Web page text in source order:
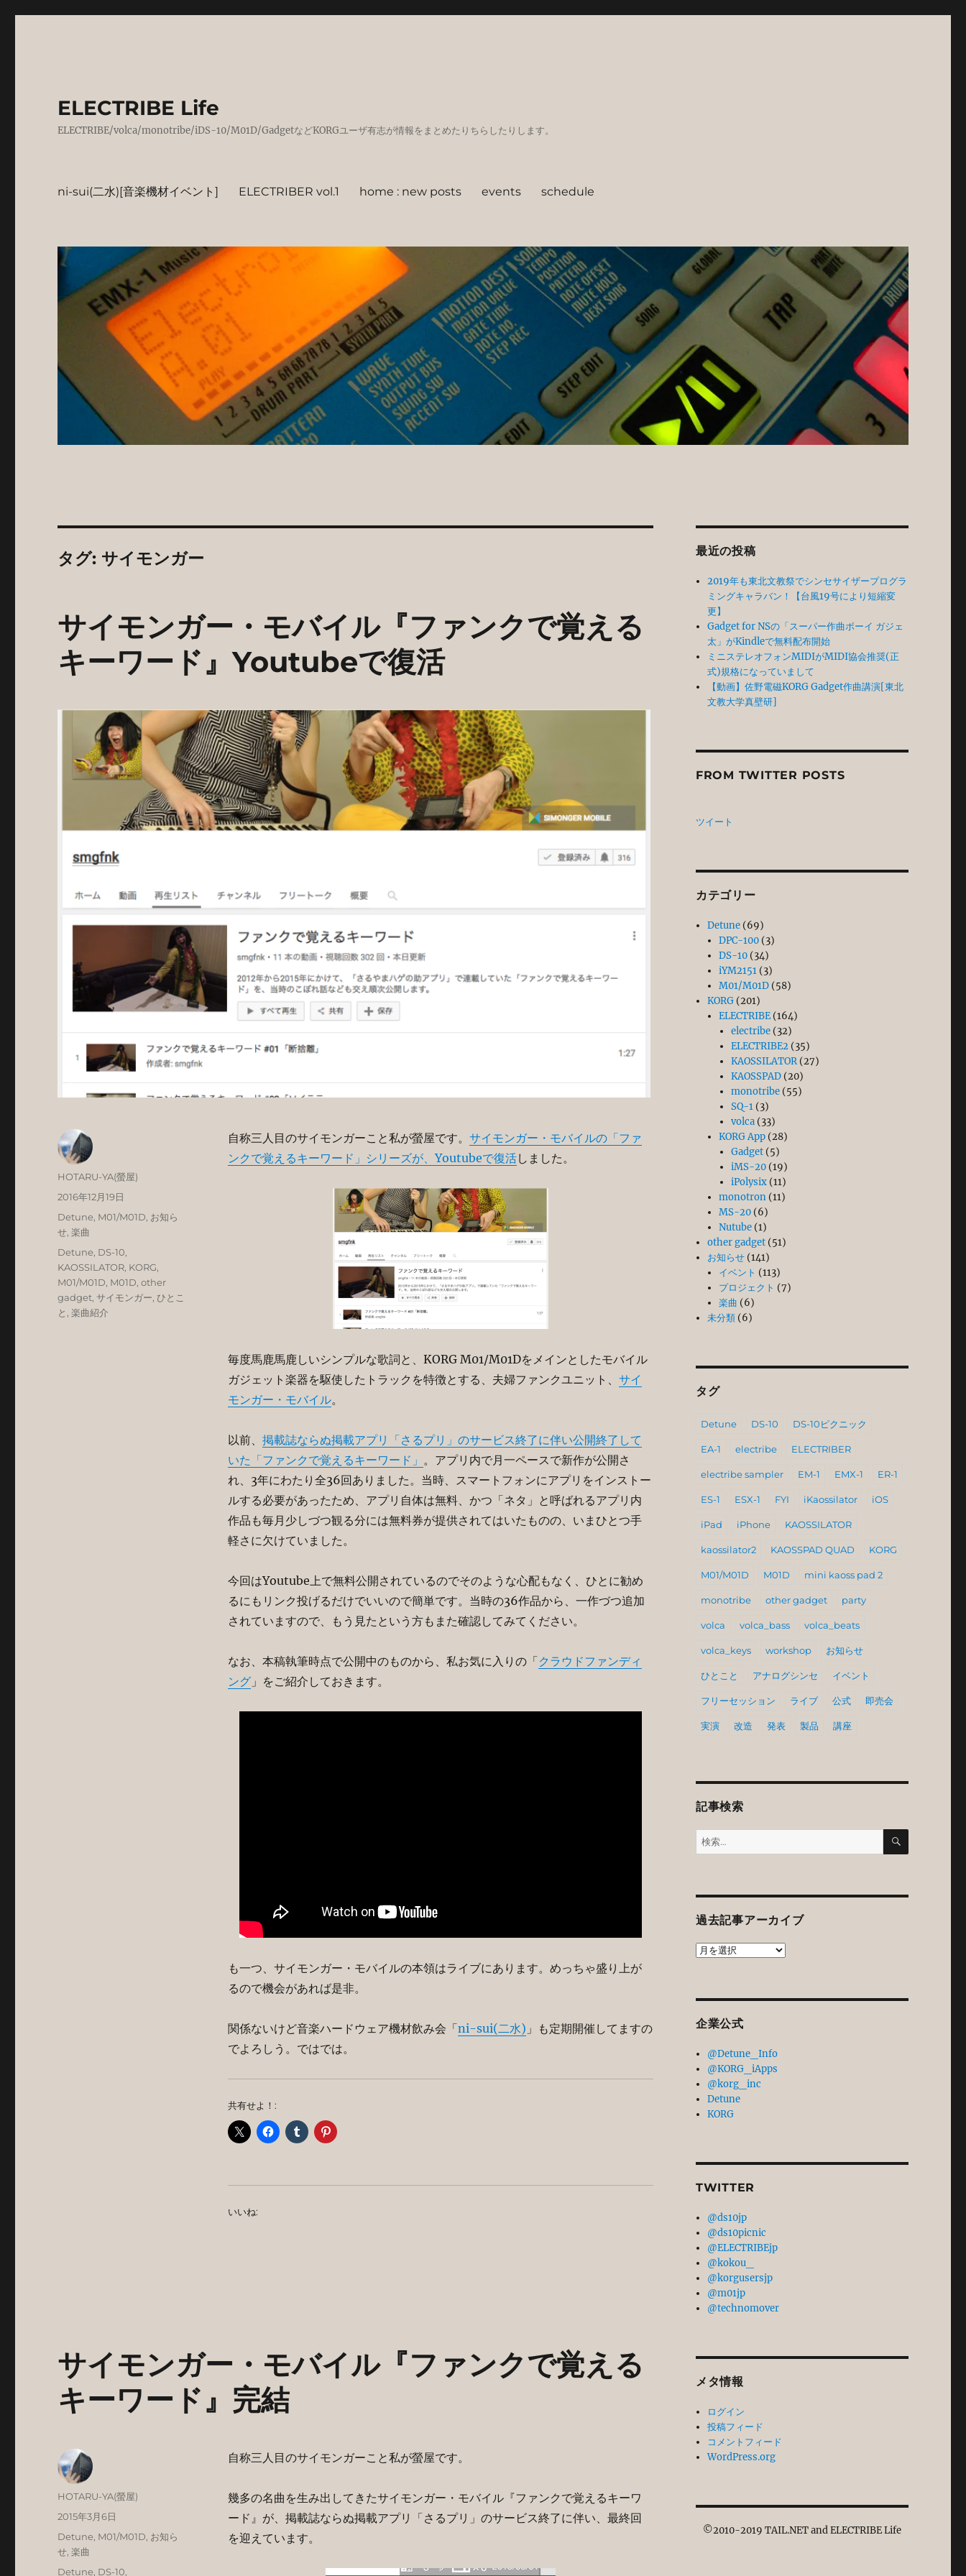
ELECTRIBE Life
ELECTRIBE/volca/monotribe/iDS-10/M01D/GadgetなどKORGユーザ有志が情報をまとめたりちらしたりします。
ni-sui(二水)[音楽機材イベント] ELECTRIBER vol.1 home : new posts events schedule
タグ: サイモンガー
サイモンガー・モバイル『ファンクで覚える
キーワード』Youtubeで復活
自称三人目のサイモンガーこと私が螢屋です。 サイモンガー・モバイルの「ファ
ンクで覚えるキーワード」シリーズが、Youtubeで復活しました。
毎度馬鹿馬鹿しいシンプルな歌詞と、KORG M01/M01Dをメインとしたモバイル
ガジェット楽器を駆使したトラックを特徴とする、夫婦ファンクユニット、 サイ
モンガー・モバイル。
以前、 掲載誌ならぬ掲載アプリ「さるプリ」のサービス終了に伴い公開終了して
いた「ファンクで覚えるキーワード」 。アプリ内で月一ペースで新作が公開さ
れ、3年にわたり全36回ありました。当時、スマートフォンにアプリをインストー
ルする必要があったため、アプリ自体は無料、かつ「ネタ」と呼ばれるアプリ内
作品も毎月少しづつ観る分には無料券が提供されてはいたものの、いまひとつ手
軽さに欠けていました。
今回はYoutube上で無料公開されているのでそのような心配もなく、ひとに勧め
るにもリンク投げるだけでいいので簡単です。当時の36作品から、一作づつ追加
されていますので、もう見たという方もまた確認してみてください。
なお、本稿執筆時点で公開中のものから、私お気に入りの「クラウドファンディ
ング」をご紹介しておきます。
も一つ、サイモンガー・モバイルの本領はライブにあります。めっちゃ盛り上が
るので機会があれば是非。
関係ないけど音楽ハードウェア機材飲み会「ni-sui(二水) 」も定期開催してますの
でよろしう。ではでは。
共有せよ！:
いいね:
投
HOTARU-YA(螢屋)
投
2016年12月19日
カ
テ
Detune, M01/M01D, お知ら
せ,楽曲
タ
グ
Detune, DS-10,
KAOSSILATOR, KORG,
M01/M01D, M01D,other
gadget,サイモンガー,ひとこ
と ,楽曲紹介
サイモンガー・モバイル『ファンクで覚える
キーワード』完結
自称三人目のサイモンガーこと私が螢屋です。
幾多の名曲を生み出してきたサイモンガー・モバイル『ファンクで覚えるキーワ
ード』が、掲載誌ならぬ掲載アプリ「さるプリ」のサービス終了に伴い、最終回
を迎えています。
投
HOTARU-YA(螢屋)
投
2015年3月6日
カ
テ
Detune, M01/M01D, お知ら
せ,楽曲
タ
Detune, DS-10,
最近の投稿
2019年も東北文教祭でシンセサイザープログラ
ミングキャラバン！【台風19号により短縮変
更】
Gadget for NSの「スーパー作曲ボーイ ガジェ
太」がKindleで無料配布開始
ミニステレオフォンMIDIがMIDI協会推奨(正
式)規格になっていまして
【動画】佐野電磁KORG Gadget作曲講演[東北
文教大学真壁研]
FROM TWITTER POSTS
ツイート
カテゴリー
Detune (69)
DPC-100 (3)
DS-10 (34)
iYM2151 (3)
M01/M01D (58)
KORG (201)
ELECTRIBE (164)
electribe(32)
ELECTRIBE2(35)
KAOSSILATOR(27)
KAOSSPAD(20)
monotribe(55)
SQ-1(3)
volca(33)
KORG App (28)
Gadget(5)
iMS-20(19)
iPolysix(11)
monotron (11)
MS-20 (6)
Nutube (1)
other gadget (51)
お知らせ (141)
イベント (113)
プロジェクト (7)
楽曲 (6)
未分類 (6)
タグ
Detune DS-10 DS-10ピクニック
EA-1 electribe ELECTRIBER
electribe sampler EM-1 EMX-1 ER-1
ES-1 ESX-1 FYI iKaossilator iOS
iPad iPhone KAOSSILATOR
kaossilator2 KAOSSPAD QUAD KORG
M01/M01D M01D mini kaoss pad 2
monotribe other gadget party
volca volca_bass volca_beats
volca_keys workshop お知らせ
ひとこと アナログシンセ イベント
フリーセッション ライブ 公式 即売会
実演 改造 発表 製品 講座
記事検索
検
索:
検
過去記事アーカイブ
過
ー
イ
ブ
企業公式
@Detune_Info
@KORG_iApps
@korg_inc
Detune
KORG
TWITTER
@ds10jp
@ds10picnic
@ELECTRIBEjp
@kokou_
@korgusersjp
@m01jp
@technomover
メタ情報
ログイン
投稿フィード
コメントフィード
WordPress.org
©2010-2019 TAIL.NET and ELECTRIBE Life